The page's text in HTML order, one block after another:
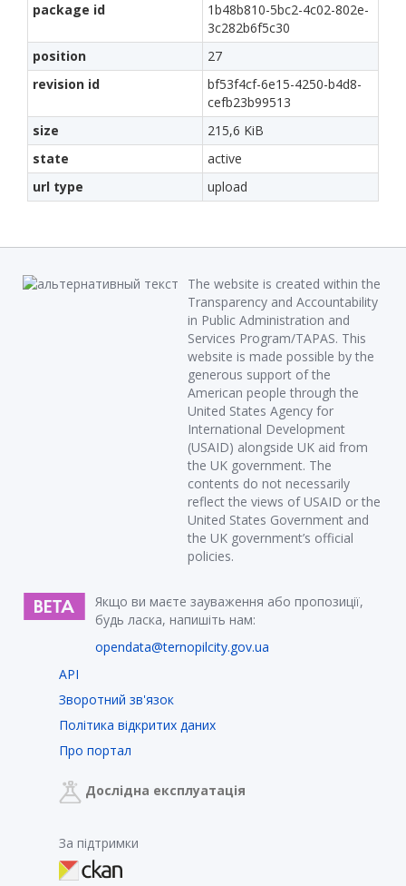
package id
1b48b810-5bc2-4c02-802e-
3c282b6f5c30
position
27
revision id
bf53f4cf-6e15-4250-b4d8-
cefb23b99513
size
215,6 KiB
state
active
url type
upload
The website is created within the
Transparency and Accountability
in Public Administration and
Services Program/TAPAS. This
website is made possible by the
generous support of the
American people through the
United States Agency for
International Development
(USAID) alongside UK aid from
the UK government. The
contents do not necessarily
reflect the views of USAID or the
United States Government and
the UK government’s official
policies.
Якщо ви маєте зауваження або пропозиції,
будь ласка, напишіть нам:
opendata@ternopilcity.gov.ua
API
Зворотний зв'язок
Політика відкритих даних
Про портал
Дослідна експлуатація
За підтримки